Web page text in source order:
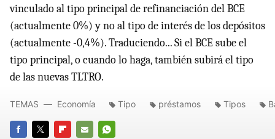
vinculado al tipo principal de refinanciación del BCE
(actualmente 0%) y no al tipo de interés de los depósitos
(actualmente -0,4%). Traduciendo... Si el BCE sube el
tipo principal, o cuando lo haga, también subirá el tipo
de las nuevas TLTRO.
TEMAS Economía Tipo préstamos Tipos